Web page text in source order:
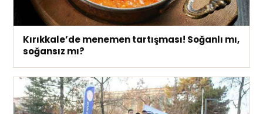
Kırıkkale’de menemen tartışması! Soğanlı mı,
soğansız mı?